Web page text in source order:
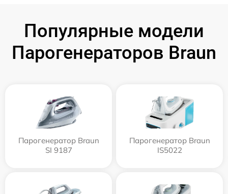
Популярные модели
Парогенераторов Braun
Парогенератор Braun
SI 9187
Парогенератор Braun
IS5022